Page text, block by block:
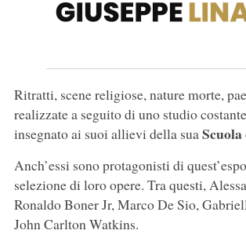
Ritratti, scene religiose, nature morte,
realizzate a seguito di uno studio
insegnato ai suoi allievi della sua
Anch’essi sono protagonisti di
selezione di loro opere. Tra questi,
Ronaldo Boner Jr, Marco De Sio,
John Carlton Watkins.